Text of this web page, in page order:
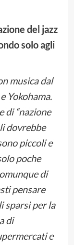
del jazz
solo agli
musica dal
Yokohama.
di “nazione
dovrebbe
piccoli e
poche
di
pensare
sparsi per la
di
e